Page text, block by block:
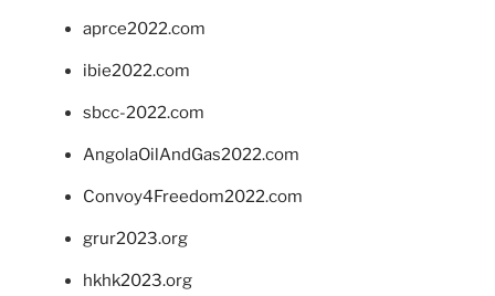
aprce2022.com
ibie2022.com
sbcc-2022.com
AngolaOilAndGas2022.com
Convoy4Freedom2022.com
grur2023.org
hkhk2023.org